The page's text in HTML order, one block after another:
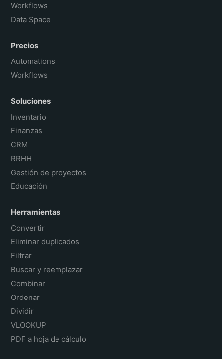
Workflows
Data Space
Precios
Automations
Workflows
Soluciones
Inventario
Finanzas
CRM
RRHH
Gestión de proyectos
Educación
Herramientas
Convertir
Eliminar duplicados
Filtrar
Buscar y reemplazar
Combinar
Ordenar
Dividir
VLOOKUP
PDF a hoja de cálculo